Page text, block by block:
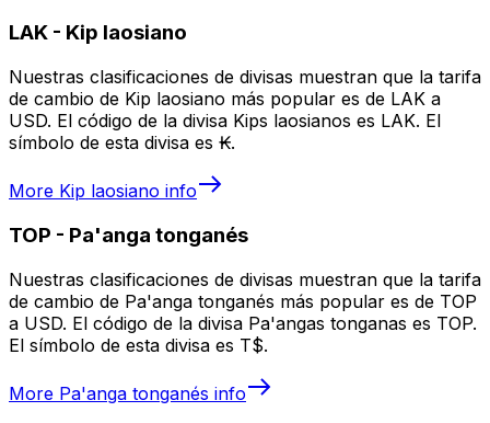
LAK - Kip laosiano
Nuestras clasificaciones de divisas muestran que la tarifa
de cambio de Kip laosiano más popular es de LAK a
USD. El código de la divisa Kips laosianos es LAK. El
símbolo de esta divisa es ₭.
More Kip laosiano info
TOP - Pa'anga tonganés
Nuestras clasificaciones de divisas muestran que la tarifa
de cambio de Pa'anga tonganés más popular es de TOP
a USD. El código de la divisa Pa'angas tonganas es TOP.
El símbolo de esta divisa es T$.
More Pa'anga tonganés info